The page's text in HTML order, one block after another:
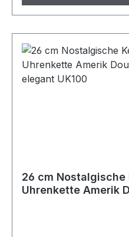
26 cm
Uhrenkette Amerik